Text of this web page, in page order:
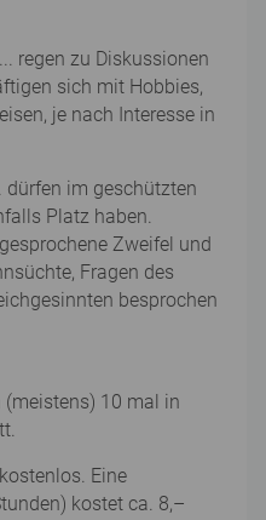
regen zu Diskussionen
sich mit Hobbies,
je nach Interesse in
dürfen im geschützten
Platz haben.
Zweifel und
Fragen des
besprochen
10 mal in
Eine
kostet ca. 8,–